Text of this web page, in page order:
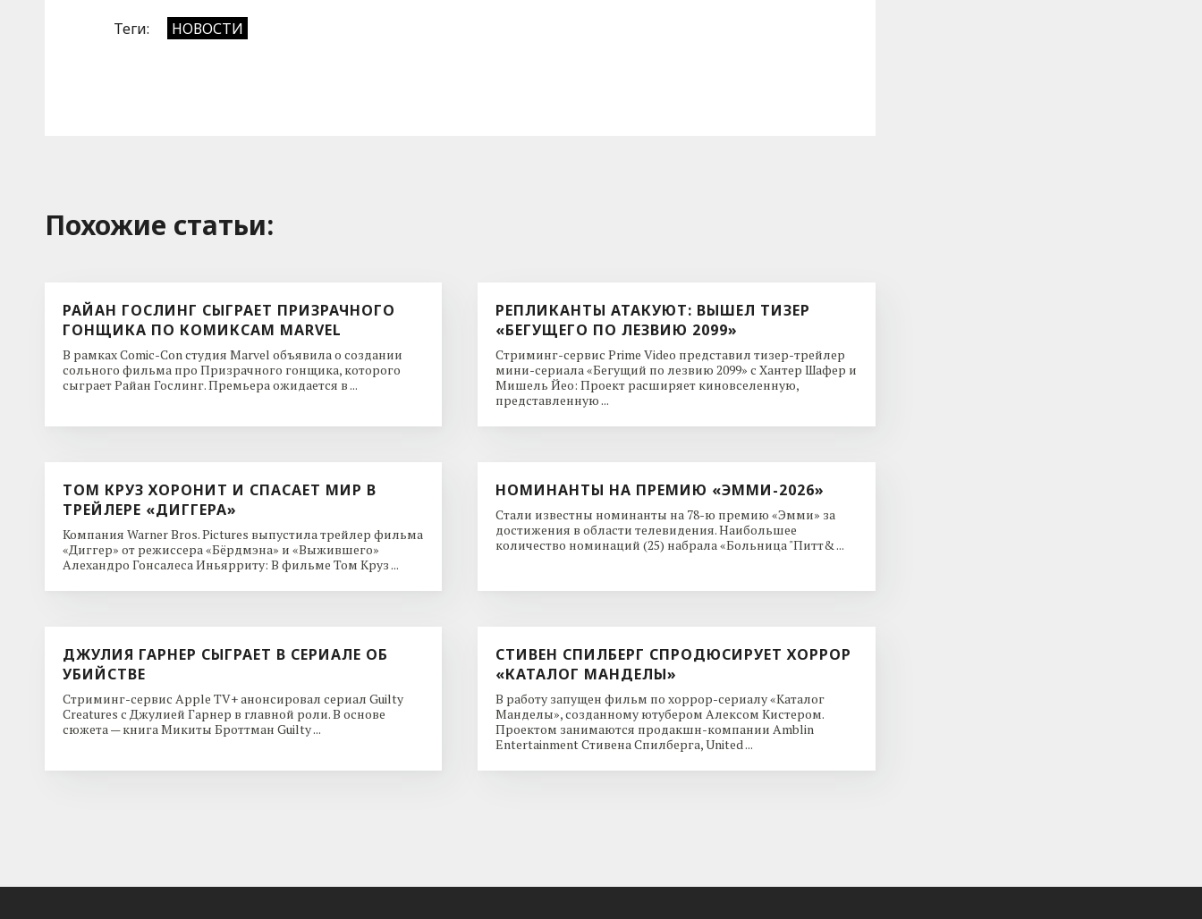
Теги: НОВОСТИ
Похожие cтатьи:
РАЙАН ГОСЛИНГ СЫГРАЕТ ПРИЗРАЧНОГО
ГОНЩИКА ПО КОМИКСАМ MARVEL
В рамках Comic-Con студия Marvel объявила о создании
сольного фильма про Призрачного гонщика, которого
сыграет Райан Гослинг. Премьера ожидается в ...
РЕПЛИКАНТЫ АТАКУЮТ: ВЫШЕЛ ТИЗЕР
«БЕГУЩЕГО ПО ЛЕЗВИЮ 2099»
Стриминг-сервис Prime Video представил тизер-трейлер
мини-сериала «Бегущий по лезвию 2099» с Хантер Шафер и
Мишель Йео: Проект расширяет киновселенную,
представленную ...
ТОМ КРУЗ ХОРОНИТ И СПАСАЕТ МИР В
ТРЕЙЛЕРЕ «ДИГГЕРА»
Компания Warner Bros. Pictures выпустила трейлер фильма
«Диггер» от режиссера «Бёрдмэна» и «Выжившего»
Алехандро Гонсалеса Иньярриту: В фильме Том Круз ...
НОМИНАНТЫ НА ПРЕМИЮ «ЭММИ-2026»
Стали известны номинанты на 78-ю премию «Эмми» за
достижения в области телевидения. Наибольшее
количество номинаций (25) набрала «Больница "Питт& ...
ДЖУЛИЯ ГАРНЕР СЫГРАЕТ В СЕРИАЛЕ ОБ
УБИЙСТВЕ
Стриминг-сервис Apple TV+ анонсировал сериал Guilty
Creatures с Джулией Гарнер в главной роли. В основе
сюжета — книга Микиты Броттман Guilty ...
СТИВЕН СПИЛБЕРГ СПРОДЮСИРУЕТ ХОРРОР
«КАТАЛОГ МАНДЕЛЫ»
В работу запущен фильм по хоррор-сериалу «Каталог
Манделы», созданному ютубером Алексом Кистером.
Проектом занимаются продакшн-компании Amblin
Entertainment Стивена Спилберга, United ...